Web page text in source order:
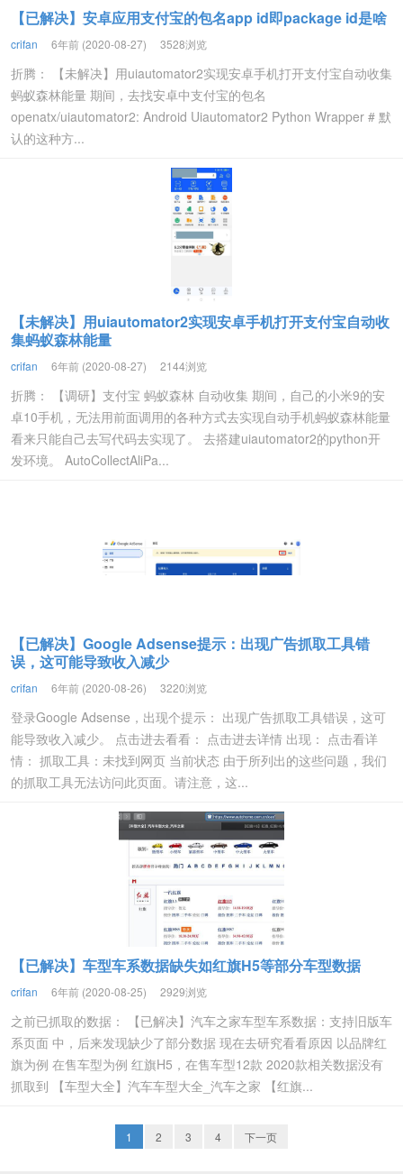
【已解决】安卓应用支付宝的包名app id即package id是啥
crifan 6年前 (2020-08-27) 3528浏览
折腾： 【未解决】用uiautomator2实现安卓手机打开支付宝自动收集
蚂蚁森林能量 期间，去找安卓中支付宝的包名
openatx/uiautomator2: Android Uiautomator2 Python Wrapper # 默
认的这种方...
【未解决】用uiautomator2实现安卓手机打开支付宝自动收
集蚂蚁森林能量
crifan 6年前 (2020-08-27) 2144浏览
折腾： 【调研】支付宝 蚂蚁森林 自动收集 期间，自己的小米9的安
卓10手机，无法用前面调用的各种方式去实现自动手机蚂蚁森林能量
看来只能自己去写代码去实现了。 去搭建uiautomator2的python开
发环境。 AutoCollectAliPa...
【已解决】Google Adsense提示：出现广告抓取工具错
误，这可能导致收入减少
crifan 6年前 (2020-08-26) 3220浏览
登录Google Adsense，出现个提示： 出现广告抓取工具错误，这可
能导致收入减少。 点击进去看看： 点击进去详情 出现： 点击看详
情： 抓取工具：未找到网页 当前状态 由于所列出的这些问题，我们
的抓取工具无法访问此页面。请注意，这...
【已解决】车型车系数据缺失如红旗H5等部分车型数据
crifan 6年前 (2020-08-25) 2929浏览
之前已抓取的数据： 【已解决】汽车之家车型车系数据：支持旧版车
系页面 中，后来发现缺少了部分数据 现在去研究看看原因 以品牌红
旗为例 在售车型为例 红旗H5，在售车型12款 2020款相关数据没有
抓取到 【车型大全】汽车车型大全_汽车之家 【红旗...
1 2 3 4 下一页